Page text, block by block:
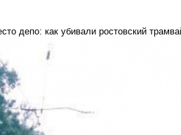
депо: как убивали ростовский